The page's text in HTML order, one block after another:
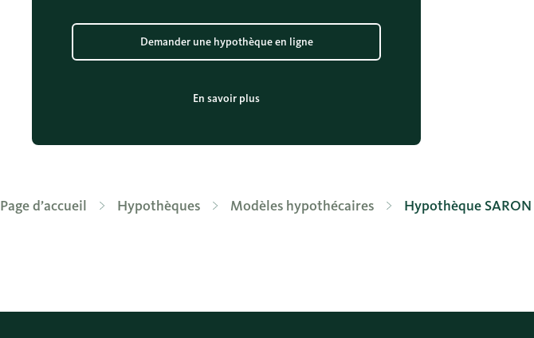
Demander une hypothèque en ligne
En savoir plus
Page d’accueil Hypothèques Modèles hypothécaires Hypothèque SARON